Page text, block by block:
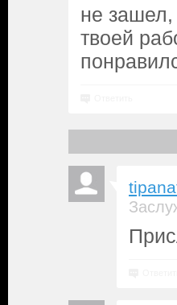
не зашел,
твоей